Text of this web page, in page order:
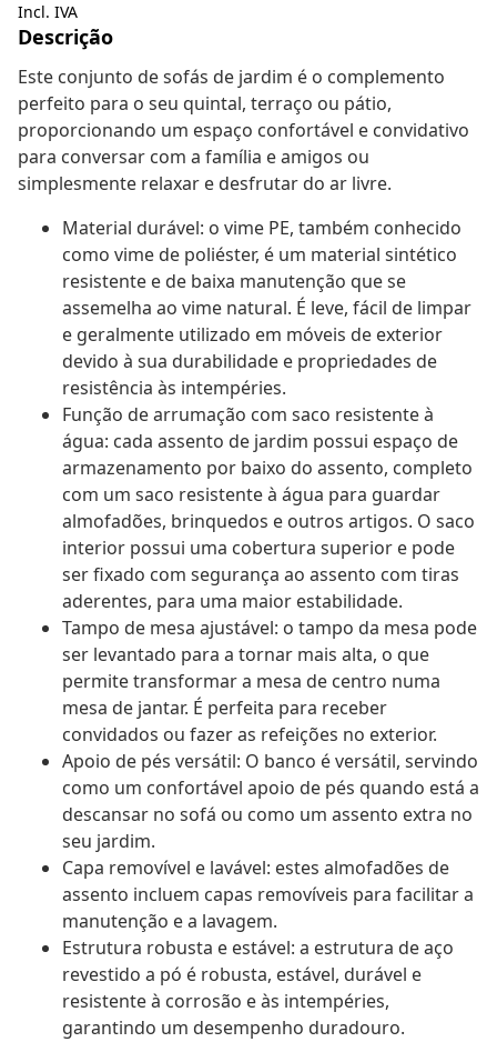
Incl. IVA
Descrição
Este conjunto de sofás de jardim é o complemento
perfeito para o seu quintal, terraço ou pátio,
proporcionando um espaço confortável e convidativo
para conversar com a família e amigos ou
simplesmente relaxar e desfrutar do ar livre.
Material durável: o vime PE, também conhecido
como vime de poliéster, é um material sintético
resistente e de baixa manutenção que se
assemelha ao vime natural. É leve, fácil de limpar
e geralmente utilizado em móveis de exterior
devido à sua durabilidade e propriedades de
resistência às intempéries.
Função de arrumação com saco resistente à
água: cada assento de jardim possui espaço de
armazenamento por baixo do assento, completo
com um saco resistente à água para guardar
almofadões, brinquedos e outros artigos. O saco
interior possui uma cobertura superior e pode
ser fixado com segurança ao assento com tiras
aderentes, para uma maior estabilidade.
Tampo de mesa ajustável: o tampo da mesa pode
ser levantado para a tornar mais alta, o que
permite transformar a mesa de centro numa
mesa de jantar. É perfeita para receber
convidados ou fazer as refeições no exterior.
Apoio de pés versátil: O banco é versátil, servindo
como um confortável apoio de pés quando está a
descansar no sofá ou como um assento extra no
seu jardim.
Capa removível e lavável: estes almofadões de
assento incluem capas removíveis para facilitar a
manutenção e a lavagem.
Estrutura robusta e estável: a estrutura de aço
revestido a pó é robusta, estável, durável e
resistente à corrosão e às intempéries,
garantindo um desempenho duradouro.